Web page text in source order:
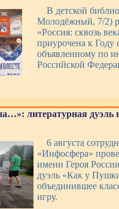
В детской
Молодёжный, 7/2)
«Россия: сквозь
приурочена к Году
объявленному по
Российской
литературная дуэль
6 августа
«Инфосфера»
имени Героя
дуэль «Как у
объединившее
игру.